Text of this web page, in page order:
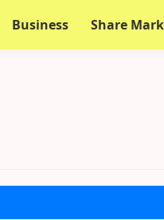
Business Share